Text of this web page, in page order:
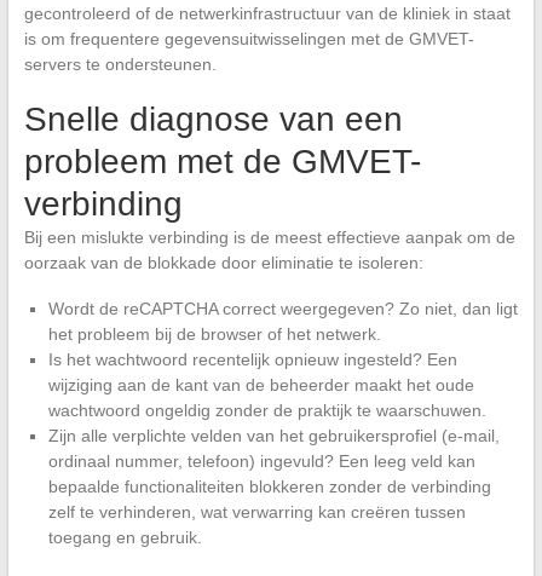
gecontroleerd of de netwerkinfrastructuur van de kliniek in staat
is om frequentere gegevensuitwisselingen met de GMVET-
servers te ondersteunen.
Snelle diagnose van een
probleem met de GMVET-
verbinding
Bij een mislukte verbinding is de meest effectieve aanpak om de
oorzaak van de blokkade door eliminatie te isoleren:
Wordt de reCAPTCHA correct weergegeven? Zo niet, dan ligt
het probleem bij de browser of het netwerk.
Is het wachtwoord recentelijk opnieuw ingesteld? Een
wijziging aan de kant van de beheerder maakt het oude
wachtwoord ongeldig zonder de praktijk te waarschuwen.
Zijn alle verplichte velden van het gebruikersprofiel (e-mail,
ordinaal nummer, telefoon) ingevuld? Een leeg veld kan
bepaalde functionaliteiten blokkeren zonder de verbinding
zelf te verhinderen, wat verwarring kan creëren tussen
toegang en gebruik.